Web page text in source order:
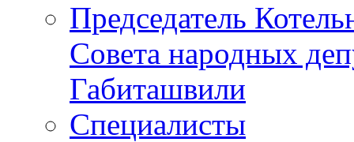
Председатель
Совета народных
Габиташвили
Специалисты